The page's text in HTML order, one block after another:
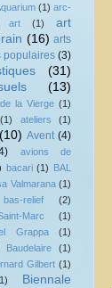
(1) arc-
art (1)
art
(16) arts
populaires (3)
(31)
(13)
la Vierge (1)
(1) ateliers (1)
(10) Avent (4)
avions de
bacari (1)
BAL
Valmarana (1)
bas-relief
(2)
Marc
(1)
Grappa
(1)
Baudelaire
(1)
Gilbert (1)
Biennale